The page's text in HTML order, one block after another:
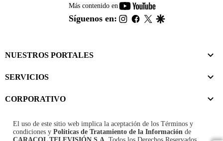
Más contenido en
youtube-
footer
Síguenos en: instagram
facebook
twitter
NUESTROS PORTALES
SERVICIOS
CORPORATIVO
El uso de este sitio web implica la aceptación de los Términos y
condiciones y Políticas de Tratamiento de la Información de